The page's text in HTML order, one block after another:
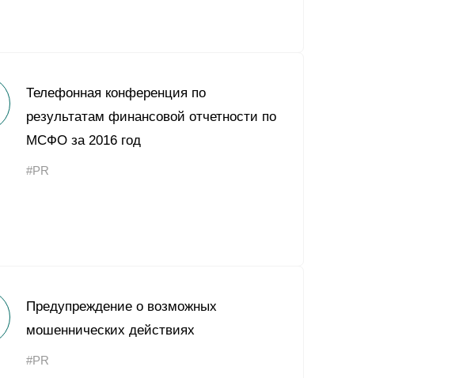
Телефонная конференция по
результатам финансовой отчетности по
МСФО за 2016 год
#PR
Предупреждение о возможных
мошеннических действиях
#PR